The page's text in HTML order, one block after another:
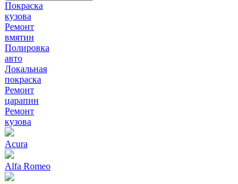
Покраска
кузова
Ремонт
вмятин
Полировка
авто
Локальная
покраска
Ремонт
царапин
Ремонт
кузова
Acura
Alfa Romeo